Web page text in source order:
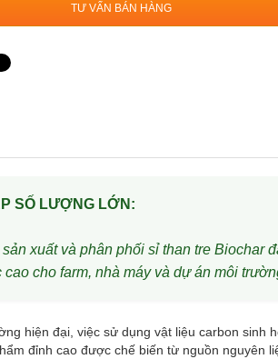
TƯ VẤN BÁN HÀNG
SỐ LƯỢNG LỚN:
xuất và phân phối sỉ than tre Biochar
cho farm, nhà máy và dự án môi
hiện đại, việc sử dụng vật liệu carbon sinh
đỉnh cao được chế biến từ nguồn nguyên